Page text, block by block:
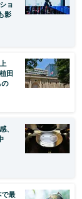
ョ
影
田
の
、
で最